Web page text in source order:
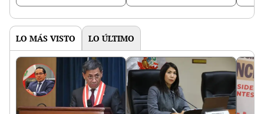
LO MÁS VISTO LO ÚLTIMO